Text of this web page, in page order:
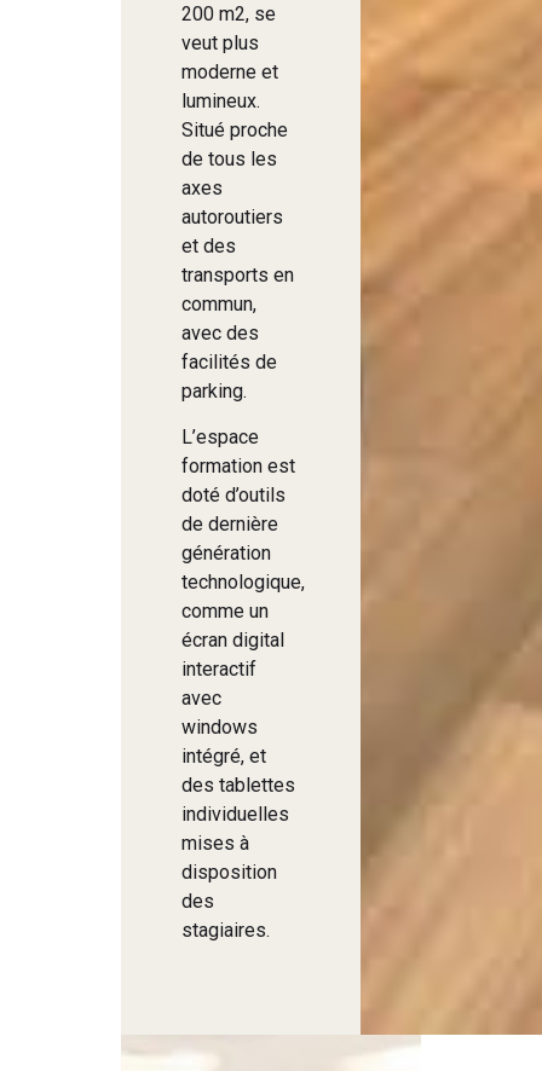
200 m2, se
veut plus
moderne et
lumineux.
Situé proche
de tous les
axes
autoroutiers
et des
transports en
commun,
avec des
facilités de
parking.
L’espace
formation est
doté d’outils
de dernière
génération
technologique,
comme un
écran digital
interactif
avec
windows
intégré, et
des tablettes
individuelles
mises à
disposition
des
stagiaires.